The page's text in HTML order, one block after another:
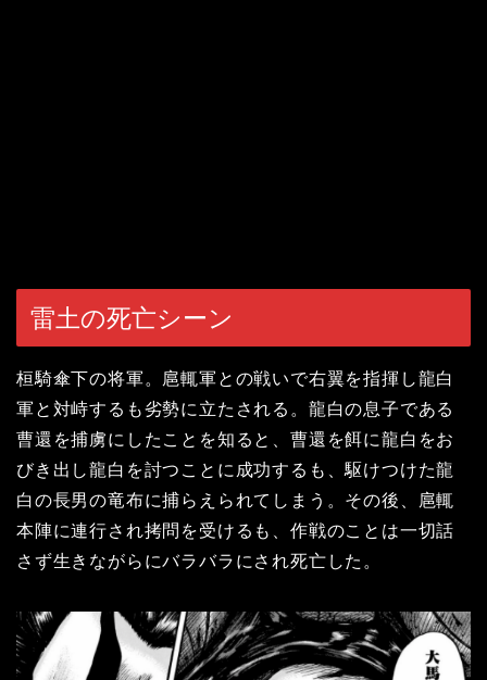
雷土の死亡シーン
桓騎傘下の将軍。扈輒軍との戦いで右翼を指揮し龍白
軍と対峙するも劣勢に立たされる。龍白の息子である
曹還を捕虜にしたことを知ると、曹還を餌に龍白をお
びき出し龍白を討つことに成功するも、駆けつけた龍
白の長男の竜布に捕らえられてしまう。その後、扈輒
本陣に連行され拷問を受けるも、作戦のことは一切話
さず生きながらにバラバラにされ死亡した。